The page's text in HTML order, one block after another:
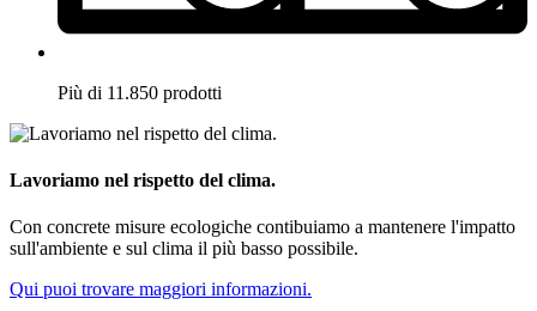
Più di 11.850 prodotti
Lavoriamo nel rispetto del clima.
Con concrete misure ecologiche contibuiamo a mantenere l'impatto
sull'ambiente e sul clima il più basso possibile.
Qui puoi trovare maggiori informazioni.